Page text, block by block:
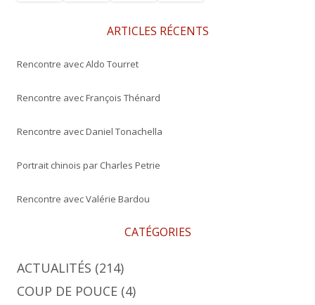
ARTICLES RÉCENTS
Rencontre avec Aldo Tourret
Rencontre avec François Thénard
Rencontre avec Daniel Tonachella
Portrait chinois par Charles Petrie
Rencontre avec Valérie Bardou
CATÉGORIES
ACTUALITÉS (214)
COUP DE POUCE (4)